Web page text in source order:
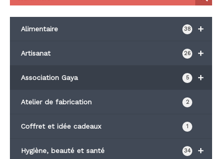
+
Alimentaire 38
+
Artisanat 26
+
Association Gaya 5
Atelier de fabrication 2
Coffret et idée cadeaux 1
+
Hygiène, beauté et santé 34